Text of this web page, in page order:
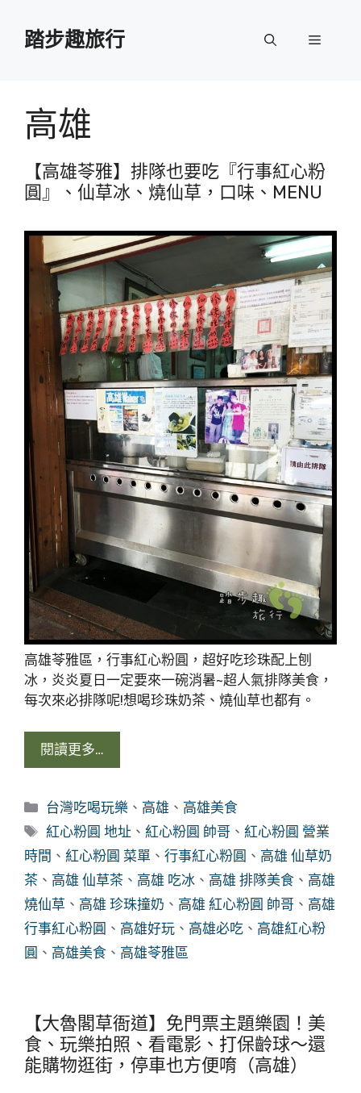
踏步趣旅行 選
高雄
【高雄苓雅】排隊也要吃『行事紅心粉
圓』、仙草冰、燒仙草，口味、MENU
高雄苓雅區，行事紅心粉圓，超好吃珍珠配上刨
冰，炎炎夏日一定要來一碗消暑~超人氣排隊美食，
每次來必排隊呢!想喝珍珠奶茶、燒仙草也都有。
閱讀更多…
分
類
台灣吃喝玩樂 、 高雄 、 高雄美食
標
籤
紅心粉圓 地址 、紅心粉圓 帥哥 、紅心粉圓 營業
時間 、 紅心粉圓 菜單 、 行事紅心粉圓 、 高雄 仙草奶
茶 、 高雄 仙草茶 、 高雄 吃冰 、 高雄 排隊美食 、 高雄
燒仙草 、 高雄 珍珠撞奶 、 高雄 紅心粉圓 帥哥 、 高雄
行事紅心粉圓 、 高雄好玩 、 高雄必吃 、 高雄紅心粉
圓 、 高雄美食 、 高雄苓雅區
【大魯閣草衙道】免門票主題樂園！美
食、玩樂拍照、看電影、打保齡球～還
能購物逛街，停車也方便唷（高雄）